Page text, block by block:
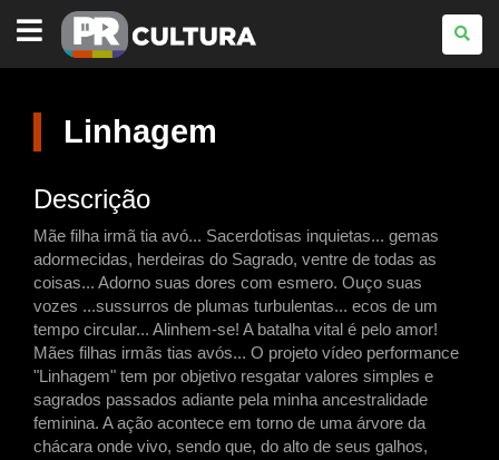
PARANÁ
CULTURA
Linhagem
Descrição
Mãe filha irmã tia avó... Sacerdotisas inquietas... gemas
adormecidas, herdeiras do Sagrado, ventre de todas as
coisas... Adorno suas dores com esmero. Ouço suas
vozes ...sussurros de plumas turbulentas... ecos de um
tempo circular... Alinhem-se! A batalha vital é pelo amor!
Mães filhas irmãs tias avós... O projeto vídeo performance
"Linhagem" tem por objetivo resgatar valores simples e
sagrados passados adiante pela minha ancestralidade
feminina. A ação acontece em torno de uma árvore da
chácara onde vivo, sendo que, do alto de seus galhos,